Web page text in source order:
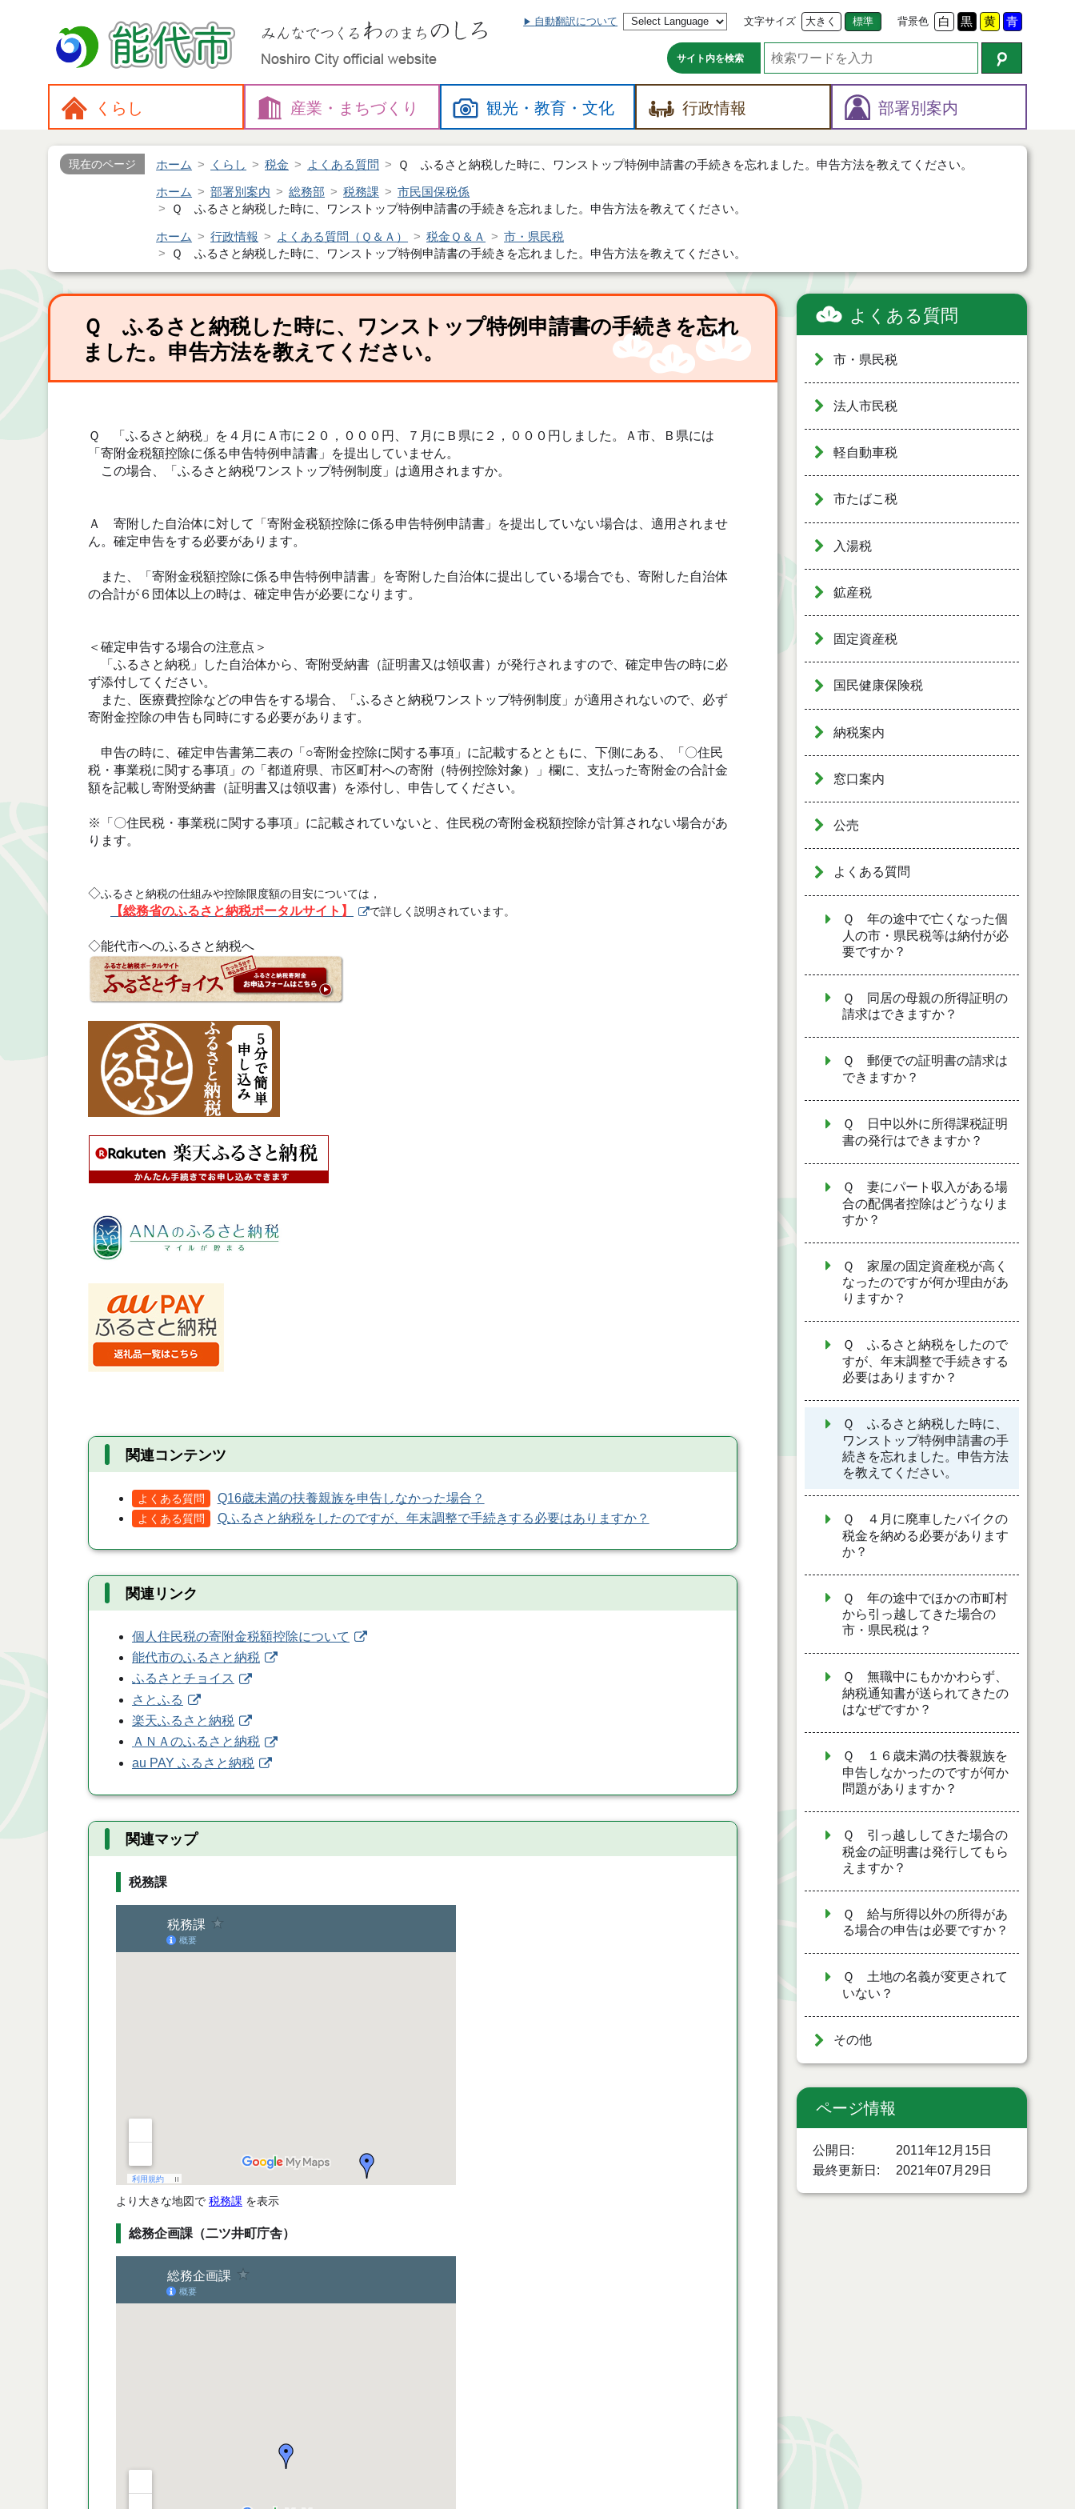
自動翻訳について 文字サイズ 大きく 標準 背景色 白 黒 黄 青
サイト内を検索
くらし 産業・ まちづくり 観光・教育・文化 行政情報 部署別案内
現在のページ ホーム くらし 税金 よくある質問 Ｑ ふるさと納税した時に、ワンストップ特例申請書の手続きを忘れました。申告方法を教えてください。
ホーム 部署別案内 総務部 税務課
市民国保税係
Ｑ ふるさと納税した時に、ワンストップ特例申請書の手続きを忘れました。申告方法を教えてください。
ホーム 行政情報 よくある質問（Ｑ＆Ａ） 税金Ｑ＆Ａ
市・県民税
Ｑ ふるさと納税した時に、ワンストップ特例申請書の手続きを忘れました。申告方法を教えてください。
Ｑ ふるさと納税した時に、ワンストップ特例申請書の手続きを忘れ
ました。申告方法を教えてください。
Ｑ 「ふるさと納税」を４月にＡ市に２０，０００円、７月にＢ県に２，０００円しました。Ａ市、Ｂ県には
「寄附金税額控除に係る申告特例申請書」を提出していません。
この場合、「ふるさと納税ワンストップ特例制度」は適用されますか。
Ａ 寄附した自治体に対して「寄附金税額控除に係る申告特例申請書」を提出していない場合は、適用されませ
ん。確定申告をする必要があります。
また、「寄附金税額控除に係る申告特例申請書」を寄附した自治体に提出している場合でも、寄附した自治体
の合計が６団体以上の時は、確定申告が必要になります。
＜確定申告する場合の注意点＞
「ふるさと納税」した自治体から、寄附受納書（証明書又は領収書）が発行されますので、確定申告の時に必
ず添付してください。
また、医療費控除などの申告をする場合、「ふるさと納税ワンストップ特例制度」が適用されないので、必ず
寄附金控除の申告も同時にする必要があります。
申告の時に、確定申告書第二表の「○寄附金控除に関する事項」に記載するとともに、下側にある、「〇住民
税・事業税に関する事項」の「都道府県、市区町村への寄附（特例控除対象）」欄に、支払った寄附金の合計金
額を記載し寄附受納書（証明書又は領収書）を添付し、申告してください。
※「〇住民税・事業税に関する事項」に記載されていないと、住民税の寄附金税額控除が計算されない場合があ
ります。
◇ふるさと納税の仕組みや控除限度額の目安については，
【総務省のふるさと納税ポータルサイト】 で詳しく説明されています。
◇能代市へのふるさと納税へ
関連コンテンツ
よくある質問 Q16歳未満の扶養親族を申告しなかった場合？
よくある質問 Qふるさと納税をしたのですが、年末調整で手続きする必要はありますか？
関連リンク
個人住民税の寄附金税額控除について
能代市のふるさと納税
ふるさとチョイス
さとふる
楽天ふるさと納税
ＡＮＡのふるさと納税
au PAY ふるさと納税
関連マップ
税務課
より大きな地図で 税務課 を表示
総務企画課（二ツ井町庁舎）
よくある質問
市・県民税
法人市民税
軽自動車税
市たばこ税
入湯税
鉱産税
固定資産税
国民健康保険税
納税案内
窓口案内
公売
よくある質問
Ｑ 年の途中で亡くなった個
人の市・県民税等は納付が必
要ですか？
Ｑ 同居の母親の所得証明の
請求はできますか？
Ｑ 郵便での証明書の請求は
できますか？
Ｑ 日中以外に所得課税証明
書の発行はできますか？
Ｑ 妻にパート収入がある場
合の配偶者控除はどうなりま
すか？
Ｑ 家屋の固定資産税が高く
なったのですが何か理由があ
りますか？
Ｑ ふるさと納税をしたので
すが、年末調整で手続きする
必要はありますか？
Ｑ ふるさと納税した時に、
ワンストップ特例申請書の手
続きを忘れました。申告方法
を教えてください。
Ｑ ４月に廃車したバイクの
税金を納める必要があります
か？
Ｑ 年の途中でほかの市町村
から引っ越してきた場合の
市・県民税は？
Ｑ 無職中にもかかわらず、
納税通知書が送られてきたの
はなぜですか？
Ｑ １６歳未満の扶養親族を
申告しなかったのですが何か
問題がありますか？
Ｑ 引っ越ししてきた場合の
税金の証明書は発行してもら
えますか？
Ｑ 給与所得以外の所得があ
る場合の申告は必要ですか？
Ｑ 土地の名義が変更されて
いない？
その他
ページ情報
公開日
2011年12月15日
最終更新日
2021年07月29日